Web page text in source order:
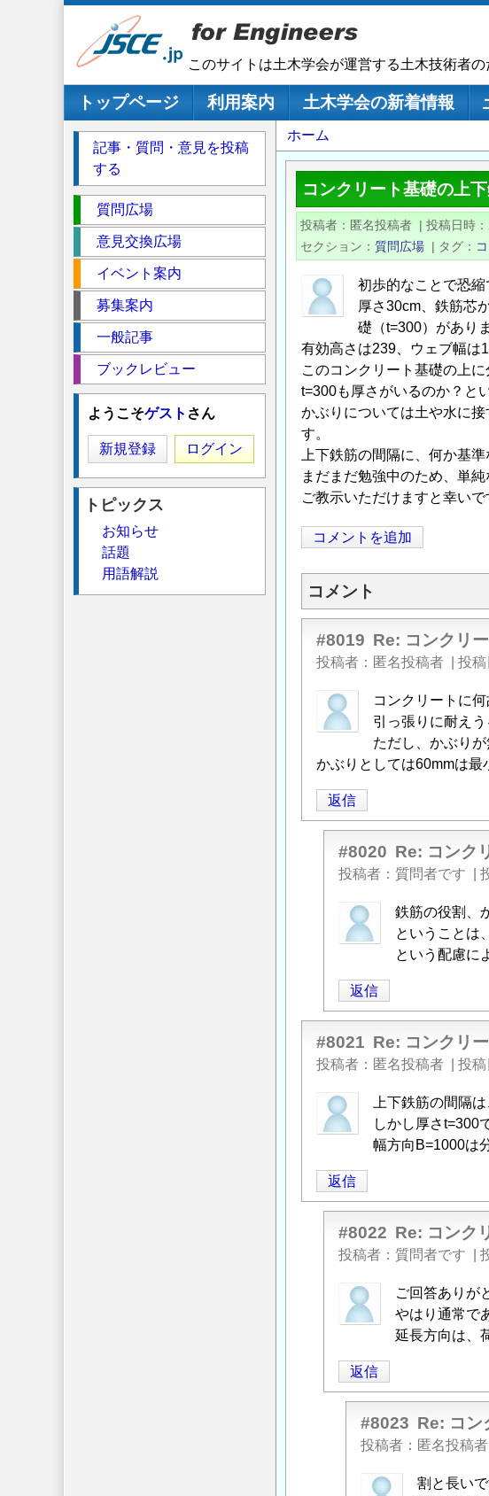
このサイトは土木学会が運営する土木技術者の
メインナビゲーション
トップページ 利用案内 土木学会の新着情報
パ
ン
ず
ホーム
コンクリート基礎の上
投稿者 匿名投稿者 | 投稿日時
セクション
質問広場 | タグ
初歩的なことで恐縮
厚さ30cm、鉄筋芯
礎（t=300）がありま
有効高さは239、ウェブ幅は
このコンクリート基礎の上
t=300も厚さがいるのか？と
かぶりについては土や水に
す。
上下鉄筋の間隔に、何か基
まだまだ勉強中のため、単
ご教示いただけますと幸いで
コメントを追加
コメント
#8019 Re: コンクリ
投稿者 匿名投稿者 投稿
コンクリートに
引っ張りに耐え
ただし、かぶり
かぶりとしては60mmは最
返信
#8020 Re: コンク
投稿者 質問者です
匿
名
者
に
よ
る
コ
ン
リ
ー
ト
基
礎
上
下
筋
の
間
鉄筋の役割、
ということは
という配慮に
返信
#8021 Re: コンクリ
投稿者 匿名投稿者 投稿
上下鉄筋の間隔
しかし厚さt=300
幅方向B=1000は
返信
#8022 Re: コンク
投稿者 質問者です
匿
名
者
に
ご回答ありが
やはり通常で
延長方向は、
返信
#8023 Re: コン
投稿者 匿名投稿者
匿
割と長いで
記事・質問・意見を投稿
する
ク
シ
質問広場
意見交換広場
イベント案内
募集案内
一般記事
ブックレビュー
ようこそゲスト さん
新規登録 ログイン
トピックス
お知らせ
話題
用語解説